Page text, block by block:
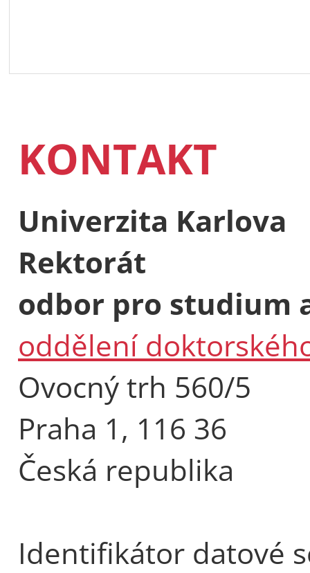
KONTAKT
Univerzita Karlova
Rektorát
odbor pro studium
oddělení
Ovocný trh 560/5
Praha 1, 116 36
Česká republika
Identifikátor datové